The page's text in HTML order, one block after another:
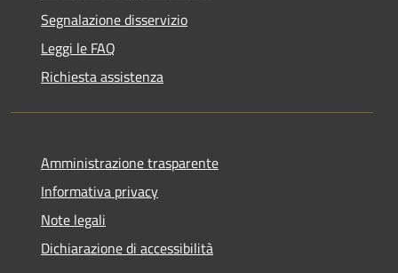
Segnalazione disservizio
Leggi le FAQ
Richiesta assistenza
Amministrazione trasparente
Informativa privacy
Note legali
Dichiarazione di accessibilità